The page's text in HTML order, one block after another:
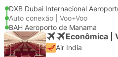
DXB Dubai Internacional
Auto conexão | Voo+Voo
BAH Aeroporto de Manama
Econômica |
Air India